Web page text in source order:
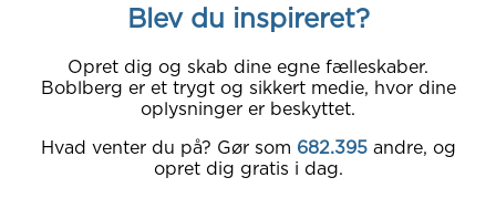
Blev du inspireret?
Opret dig og skab dine egne fælleskaber.
Boblberg er et trygt og sikkert medie, hvor dine
oplysninger er beskyttet.
Hvad venter du på? Gør som 682.395 andre, og
opret dig gratis i dag.